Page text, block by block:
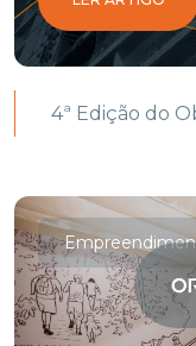
4ª Edição do